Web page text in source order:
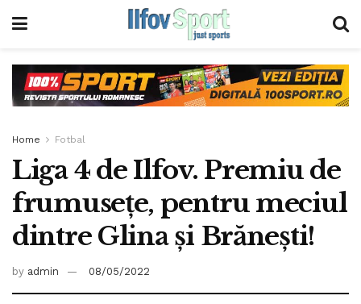
Home Fotbal
Liga 4 de Ilfov. Premiu de
frumusețe, pentru meciul
dintre Glina și Brănești!
by admin 08/05/2022